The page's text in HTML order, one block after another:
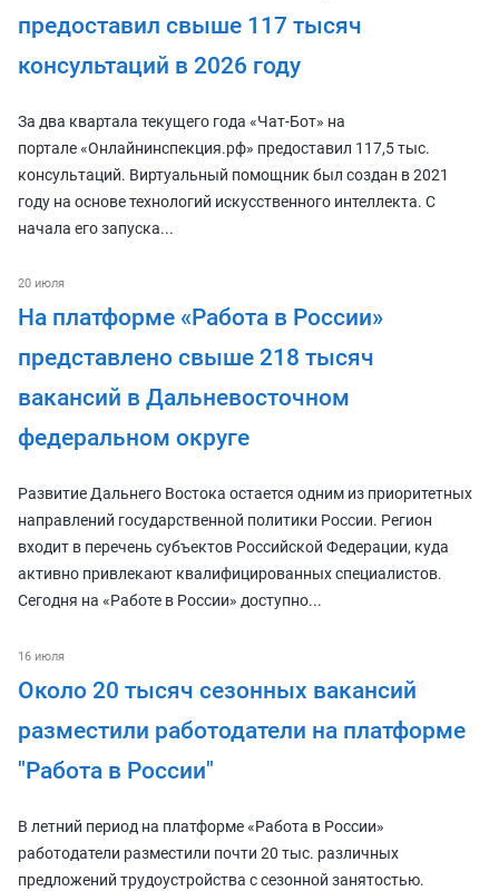
предоставил свыше 117 тысяч
консультаций в 2026 году
За два квартала текущего года «Чат-Бот» на
портале «Онлайнинспекция.рф» предоставил 117,5 тыс.
консультаций. Виртуальный помощник был создан в 2021
году на основе технологий искусственного интеллекта. С
начала его запуска...
20 июля
На платформе «Работа в России»
представлено свыше 218 тысяч
вакансий в Дальневосточном
федеральном округе
Развитие Дальнего Востока остается одним из приоритетных
направлений государственной политики России. Регион
входит в перечень субъектов Российской Федерации, куда
активно привлекают квалифицированных специалистов.
Сегодня на «Работе в России» доступно...
16 июля
Около 20 тысяч сезонных вакансий
разместили работодатели на платформе
"Работа в России"
В летний период на платформе «Работа в России»
работодатели разместили почти 20 тыс. различных
предложений трудоустройства с сезонной занятостью.